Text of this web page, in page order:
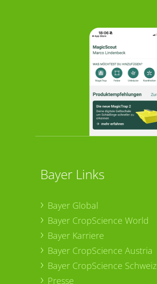
Bayer Links
Bayer Global
Bayer CropScience World
Bayer Karriere
Bayer CropScience Austria
Bayer CropScience Schweiz
Presse